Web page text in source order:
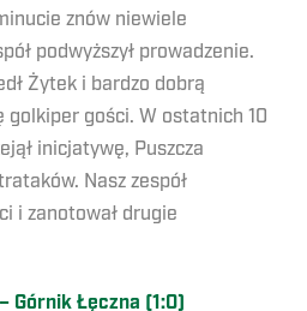
znów niewiele
podwyższył prowadzenie.
Żytek i bardzo dobrą
golkiper gości. W ostatnich 10
inicjatywę, Puszcza
Nasz zespół
i zanotował drugie
Górnik Łęczna (1:0)